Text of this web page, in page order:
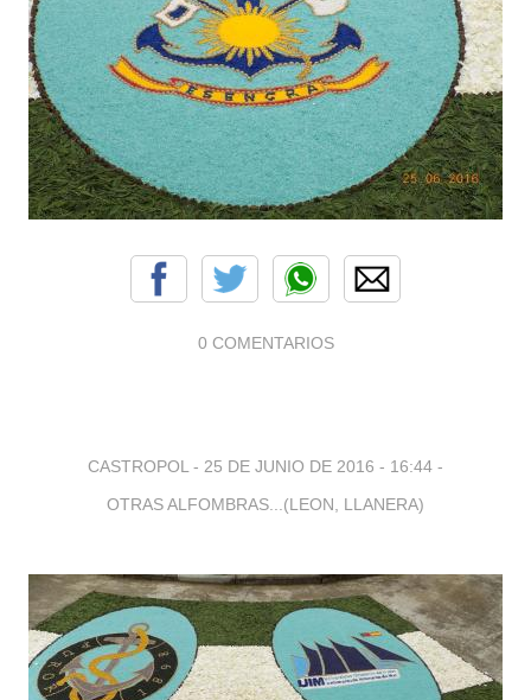
0 COMENTARIOS
CASTROPOL - 25 DE JUNIO DE 2016 - 16:44 -
OTRAS ALFOMBRAS...(LEON, LLANERA)